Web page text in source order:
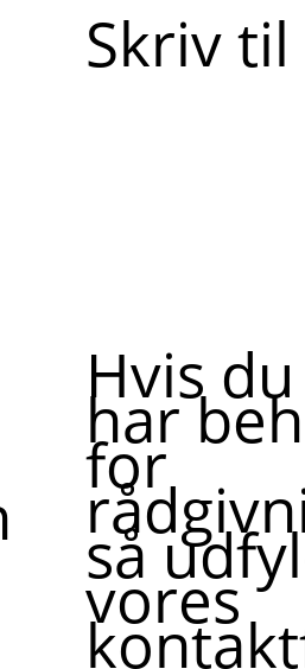
Skriv til
Hvis du
har
for
så
vores